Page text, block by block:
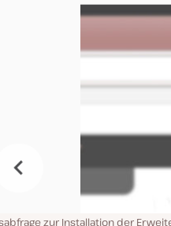
zur Installation der